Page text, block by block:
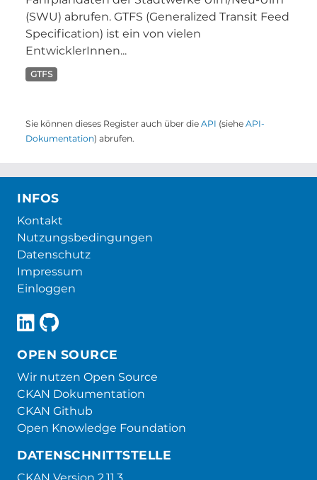
(SWU) abrufen. GTFS (Generalized Transit Feed
Specification) ist ein von vielen
EntwicklerInnen...
GTFS
Sie können dieses Register auch über die API (siehe API-
Dokumentation) abrufen.
INFOS
Kontakt
Nutzungsbedingungen
Datenschutz
Impressum
Einloggen
OPEN SOURCE
Wir nutzen Open Source
CKAN Dokumentation
CKAN Github
Open Knowledge Foundation
DATENSCHNITTSTELLE